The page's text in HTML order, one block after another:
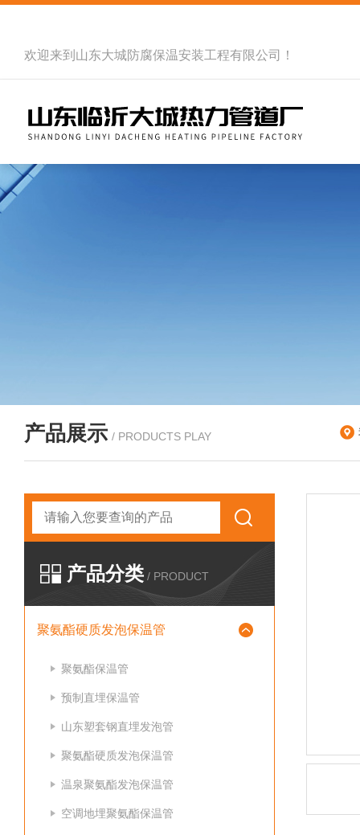
欢迎来到 山东大城防腐保温安装工程有限公司 ！
产品展示 / PRODUCTS PLAY
产品分类 / PRODUCT
聚氨酯硬质发泡保温管
聚氨酯保温管
预制直埋保温管
山东塑套钢直埋发泡管
聚氨酯硬质发泡保温管
温泉聚氨酯发泡保温管
空调地埋聚氨酯保温管